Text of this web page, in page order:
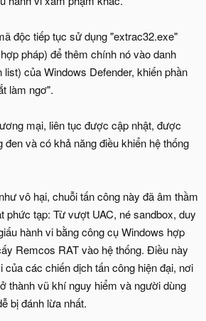
độc tiếp tục sử dụng "extrac32.exe"
pháp) để thêm chính nó vào danh
của Windows Defender, khiến phần
làm ngơ".
mại, liên tục được cập nhật, được
đen và có khả năng điều khiển hệ thống
vô hại, chuỗi tấn công này đã âm thầm
phức tạp: Từ vượt UAC, né sandbox, duy
hành vi bằng công cụ Windows hợp
Remcos RAT vào hệ thống. Điều này
các chiến dịch tấn công hiện đại, nơi
thành vũ khí nguy hiểm và người dùng
bị đánh lừa nhất.